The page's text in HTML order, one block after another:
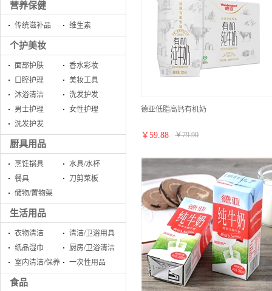
营养保健
传统滋补品 维生素
个护美妆
面部护肤
香水彩妆
口腔护理
美妆工具
沐浴清洁
洗发护发
男士护理
女性护理
洗发护发
厨具用品
烹饪锅具
水具/水杯
餐具
刀剪菜板
储物/置物架
生活用品
衣物清洁
清洁/卫浴用具
纸品湿巾
厨房/卫浴清洁
室内清洁/保养
一次性用品
食品
德亚低脂高钙有机奶
￥ 59.88 ￥79.90